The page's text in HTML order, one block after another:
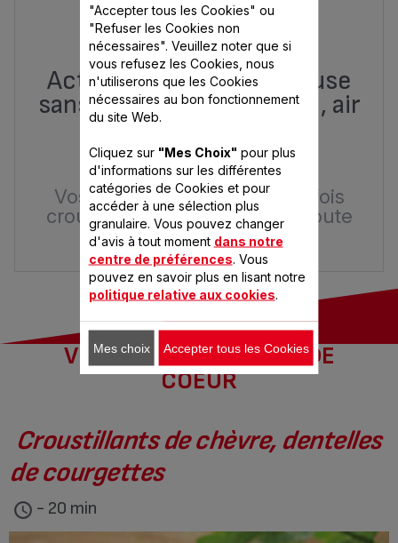
Actifry Genius XL, Friteuse
sans huile 1,7 Kg (6 pers.), air
fryer, 9 prog.
289,99 €1
Vos recettes préférées, à la fois
croustillantes et légères, en toute
simplicité
VOS RECETTES COUPS DE
COEUR
Croustillants de chèvre, dentelles
de courgettes
- 20 min
"Accepter tous les Cookies" ou
"Refuser les Cookies non
nécessaires". Veuillez noter que si
vous refusez les Cookies, nous
n'utiliserons que les Cookies
nécessaires au bon fonctionnement
du site Web.
Cliquez sur "Mes Choix" pour plus
d'informations sur les différentes
catégories de Cookies et pour
accéder à une sélection plus
granulaire. Vous pouvez changer
d'avis à tout moment dans notre
centre de préférences . Vous
pouvez en savoir plus en lisant notre
politique relative aux cookies
Mes choix Accepter tous les Cookies